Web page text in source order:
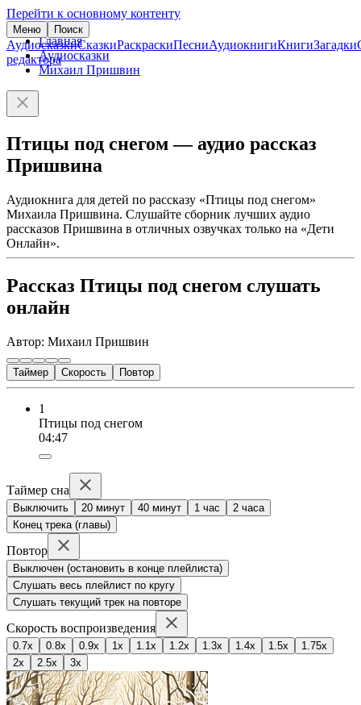
Перейти к основному контенту
Меню Поиск
АудиосказкиСказкиРаскраскиПесниАудиокнигиКнигиЗагадки
редактора
Главная
Аудиосказки
Михаил Пришвин
Птицы под снегом — аудио рассказ
Пришвина
Аудиокнига для детей по рассказу «Птицы под снегом»
Михаила Пришвина. Слушайте сборник лучших аудио
рассказов Пришвина в отличных озвучках только на «Дети
Онлайн».
Рассказ Птицы под снегом слушать
онлайн
Автор: Михаил Пришвин
Таймер Скорость Повтор
1
Птицы под снегом
04:47
Таймер сна
Выключить 20 минут 40 минут 1 час
2 часа
Конец трека (главы)
Повтор
Выключен (остановить в конце плейлиста)
Слушать весь плейлист по кругу
Слушать текущий трек на повторе
Скорость воспроизведения
0.7x 0.8x 0.9x 1x 1.1x 1.2x 1.3x 1.4x 1.5x
1.75x
2x
2.5x 3x